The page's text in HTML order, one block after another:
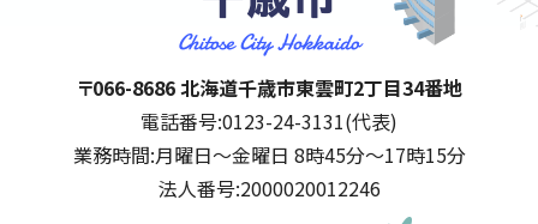
千歳市
住所:
〒066-8686 北海道千歳市東雲町2丁目34番地
電話番号:0123-24-3131(代表)
業務時間:月曜日～金曜日 8時45分～17時15分
法人番号:2000020012246